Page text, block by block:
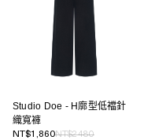
Studio Doe - H廓型低襠針
織寬褲
NT$1,860NT$2480